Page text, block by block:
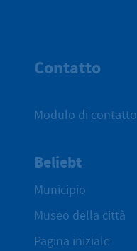
Contatto
Modulo di contatto
Beliebt
Municipio
Museo della città
Pagina iniziale